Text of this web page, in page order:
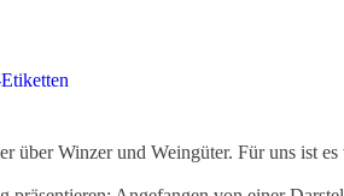
Winzer und Weingüter. Für uns ist